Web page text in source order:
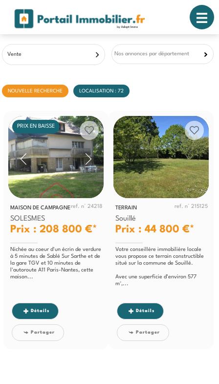
Vente Nos annonces par département
NOUVELLE RECHERCHE LOCALISATION : 72
PRIX EN BAISSE
MAISON DE CAMPAGNEref. n° 24218
SOLESMES
Prix : 208 800 €*
Nichée au coeur d'un écrin de verdure
à 5 minutes de Sablé Sur Sarthe et de
la gare TGV et 10 minutes de
l'autoroute A11 Paris-Nantes, cette
maison...
Détails
Partager
TERRAIN ref. n° 215125
Souillé
Prix : 44 800 €*
Votre conseillère immobilière locale
vous propose ce terrain constructible
situé sur la commune de Souillé.
Avec une superficie d’environ 577
m²,...
Détails
Partager